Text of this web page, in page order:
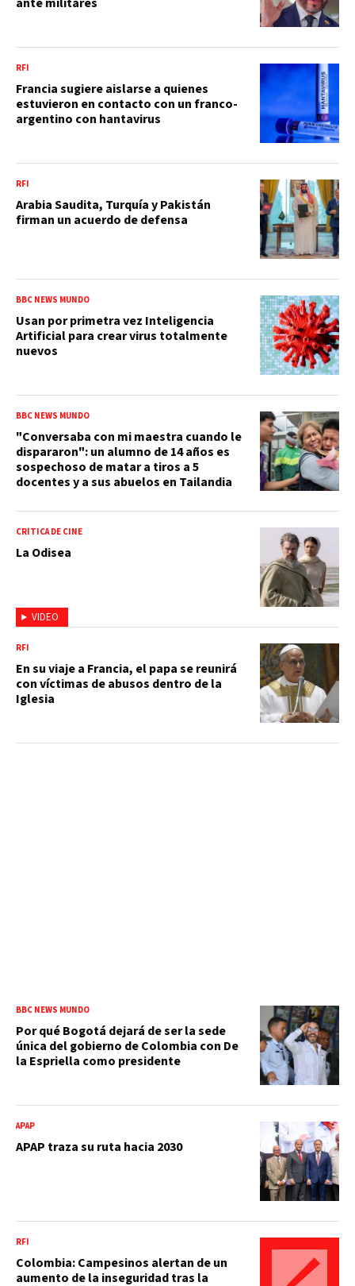
RFI
Francia sugiere aislarse a quienes
estuvieron en contacto con un franco-
argentino con hantavirus
RFI
Arabia Saudita, Turquía y Pakistán
firman un acuerdo de defensa
BBC NEWS MUNDO
Usan por primetra vez Inteligencia
Artificial para crear virus totalmente
nuevos
BBC NEWS MUNDO
"Conversaba con mi maestra cuando le
dispararon": un alumno de 14 años es
sospechoso de matar a tiros a 5
docentes y a sus abuelos en Tailandia
VIDEO
CRÍTICA DE CINE
La Odisea
RFI
En su viaje a Francia, el papa se reunirá
con víctimas de abusos dentro de la
Iglesia
BBC NEWS MUNDO
Por qué Bogotá dejará de ser la sede
única del gobierno de Colombia con De
la Espriella como presidente
APAP
APAP traza su ruta hacia 2030
RFI
Colombia: Campesinos alertan de un
aumento de la inseguridad tras la